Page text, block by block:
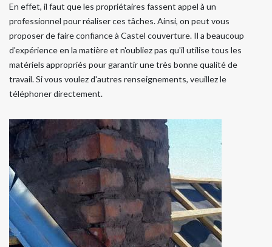
En effet, il faut que les propriétaires fassent appel à un
professionnel pour réaliser ces tâches. Ainsi, on peut vous
proposer de faire confiance à Castel couverture. Il a beaucoup
d'expérience en la matière et n'oubliez pas qu'il utilise tous les
matériels appropriés pour garantir une très bonne qualité de
travail. Si vous voulez d'autres renseignements, veuillez le
téléphoner directement.